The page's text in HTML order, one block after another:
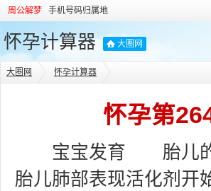
周公解梦 手机号码归属地
怀孕计算器 大圈网
大圈网 怀孕计算器
怀孕第
宝宝发育 胎儿的头
胎儿肺部表现活化剂开